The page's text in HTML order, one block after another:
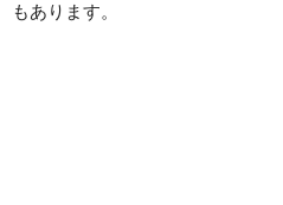
もあります。